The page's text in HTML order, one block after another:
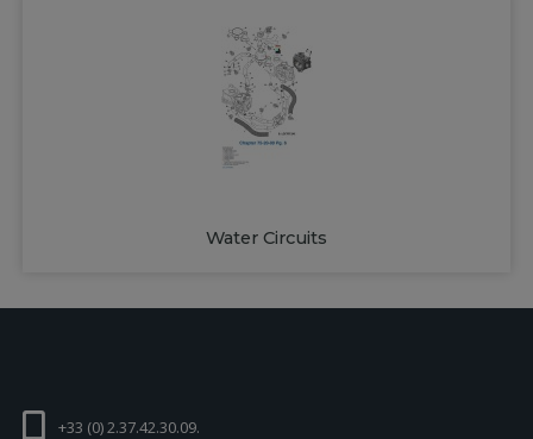
Water Circuits
+33 (0) 2.37.42.30.09.